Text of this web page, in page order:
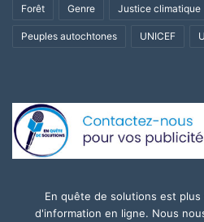
Forêt Genre Justice climatique
Peuples autochtones UNICEF
En quête de solutions est plus
d'information en ligne. Nous